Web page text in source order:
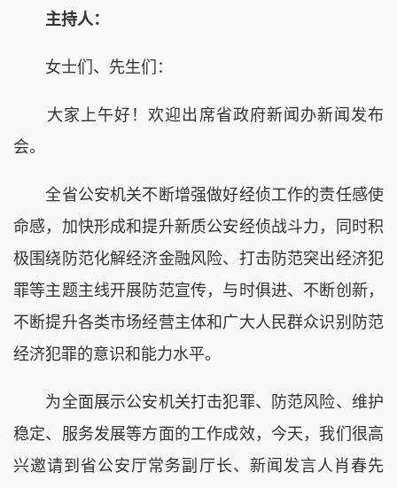
主持人：
女士们、先生们：
大家上午好！欢迎出席省政府新闻办新闻发布
会。
全省公安机关不断增强做好经侦工作的责任感使
命感，加快形成和提升新质公安经侦战斗力，同时积
极围绕防范化解经济金融风险、打击防范突出经济犯
罪等主题主线开展防范宣传，与时俱进、不断创新，
不断提升各类市场经营主体和广大人民群众识别防范
经济犯罪的意识和能力水平。
为全面展示公安机关打击犯罪、防范风险、维护
稳定、服务发展等方面的工作成效，今天，我们很高
兴邀请到省公安厅常务副厅长、新闻发言人肖春先